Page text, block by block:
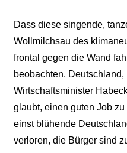
Dass diese singende,
Wollmilchsau des
frontal gegen die Wand
beobachten. Deutschland,
Wirtschaftsminister
glaubt, einen guten Job
einst blühende
verloren, die Bürger sind